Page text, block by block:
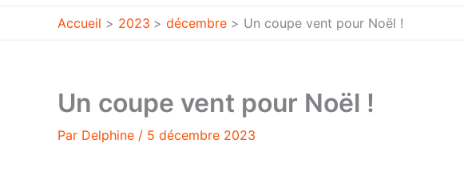
Accueil 2023 décembre Un coupe vent pour Noël !
Un coupe vent pour Noël !
Par Delphine / 5 décembre 2023